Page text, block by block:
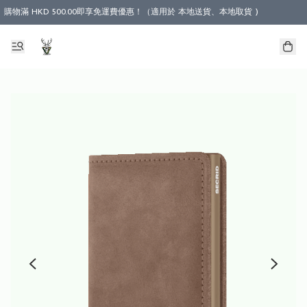
購物滿 HKD 500.00即享免運費優惠！（適用於 本地送貨、本地取貨 )